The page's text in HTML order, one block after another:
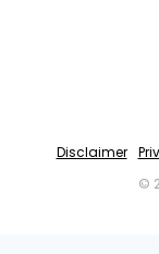
Disclaimer
©